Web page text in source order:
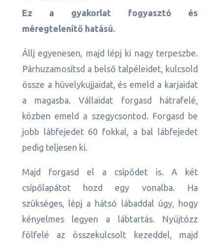
Ez a gyakorlat fogyasztó és
méregtelenítő hatású.
Állj egyenesen, majd lépj ki nagy terpeszbe.
Párhuzamosítsd a belső talpéleidet, kulcsold
össze a hüvelykujjaidat, és emeld a karjaidat
a magasba. Vállaidat forgasd hátrafelé,
közben emeld a szegycsontod. Forgasd be
jobb lábfejedet 60 fokkal, a bal lábfejedet
pedig teljesen ki.
Majd forgasd el a csípődet is. A két
csípőlapátot hozd egy vonalba. Ha
szükséges, lépj a hátsó lábaddal úgy, hogy
kényelmes legyen a lábtartás. Nyújtózz
fölfelé az összekulcsolt kezeddel, majd